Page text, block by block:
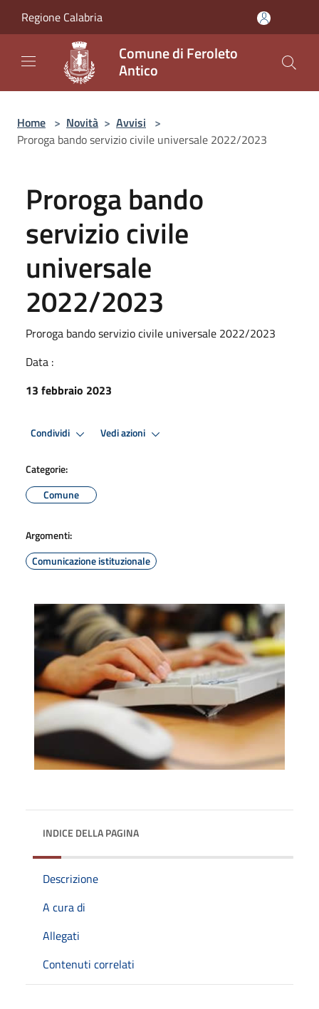
Regione Calabria
Comune di Feroleto
Antico
Home > Novità > Avvisi >
Proroga bando servizio civile universale 2022/2023
Proroga bando
servizio civile
universale
2022/2023
Proroga bando servizio civile universale 2022/2023
Data :
13 febbraio 2023
Condividi Vedi azioni
Categorie:
Comune
Argomenti:
Comunicazione istituzionale
INDICE DELLA PAGINA
Descrizione
A cura di
Allegati
Contenuti correlati